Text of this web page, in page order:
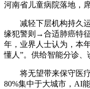
河南省儿童病院落地，
减轻下层机构持久运
缘犯警则→合适肺癌特
年，业界人士认为，本
懂人”。供给智能分诊、
将无望带来保守医疗
80%集中于大城市，AI